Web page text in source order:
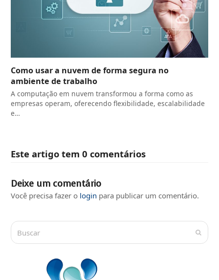
Como usar a nuvem de forma segura no
ambiente de trabalho
A computação em nuvem transformou a forma como as
empresas operam, oferecendo flexibilidade, escalabilidade
e…
Este artigo tem 0 comentários
Deixe um comentário
Você precisa fazer o login para publicar um comentário.
Buscar